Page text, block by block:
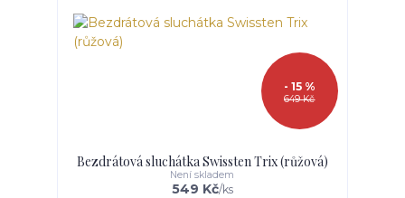
649 Kč
- 15 %
Bezdrátová sluchátka Swissten Trix (růžová)
549 Kč/ks
Není skladem